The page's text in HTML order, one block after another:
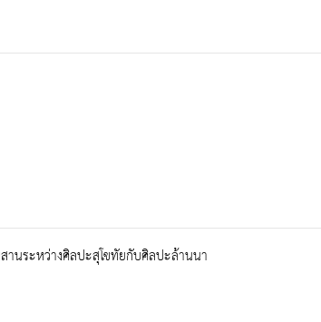
นระหว่างศิลปะสุโขทัยกับศิลปะล้านนา